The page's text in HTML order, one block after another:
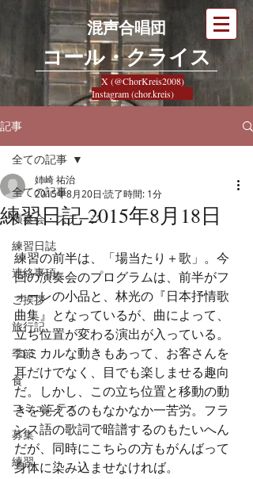
混声合唱団
​コール・クライス
X (@ChorKreis2008)
Instagram (chor.kreis)
記事
全ての記事
演奏会・ステージ
練習日誌
連絡事項
ご挨拶
旅行記
季節
食
コミュニティ
募集
練習
全ての記事
練習日記 2015年8月18日
姉崎 祐治
2015年8月20日 読了時間: 1分
練習の前半は、「場当たり＋歌」。今
回の演奏会のプログラムは、前半がフ
ォーレの小品と、林光の『日本抒情歌
曲集』となっているが、曲によって、
立ち位置が変わる演出が入っている。
コミカルな動きもあって、お客さんを
耳だけでなく、目でも楽しませる趣向
だ。しかし、この立ち位置と移動の動
きを覚えるのもなかなか一苦労。フラ
ンス語の歌詞で暗譜するのもたいへん
だが、同時にこちらの方もがんばって
身体に染み込ませなければ。